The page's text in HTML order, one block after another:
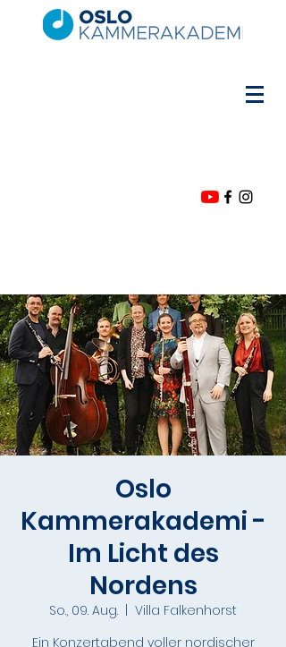
Oslo
Kammerakademi -
Im Licht des
Nordens
So., 09. Aug.
Villa Falkenhorst
Ein Konzertabend voller nordischer